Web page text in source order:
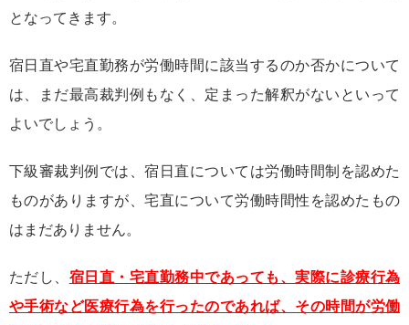
となってきます。
宿日直や宅直勤務が労働時間に該当するのか否かについて
は、まだ最高裁判例もなく、定まった解釈がないといって
よいでしょう。
下級審裁判例では、宿日直については労働時間制を認めた
ものがありますが、宅直について労働時間性を認めたもの
はまだありません。
ただし、 宿日直・宅直勤務中であっても、実際に診療行為
や手術など医療行為を行ったのであれば、その時間が労働